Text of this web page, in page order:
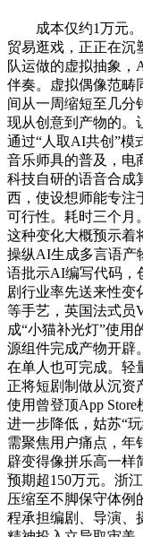
成本仅约1万元。
贸易逛戏，正正在沉
队运做的虚拟抽象
伴奏。虚拟偶像范畴
间从一周缩短至几分
现从创意到产物的。
通过“人取AI共创”模
音乐师具的普及，电
科技自研的语音合成
西，使设想师能专注
可行性。耗时三个月
这种变化大概预示着
操纵AI生成多言语产
语批示AI编写代码，
剧行业率先送来性变
等手艺，英国法式员
成“小猫补光灯”使
源组件完成产物开辟
在单人也可完成。轻
正将短剧制做从沉资
使用曾登顶App
进一步降低，姑苏“
需聚焦用户痛点，年
辟变得像拼乐高一样
预期超150万元。浙
压缩至不脚保守体例
程承担编剧、导演、